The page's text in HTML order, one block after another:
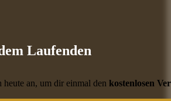
Laufenden
heute an, um dir einmal denkostenlosen